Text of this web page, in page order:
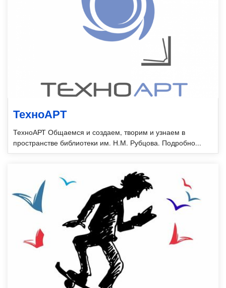
ТехноАРТ
ТехноАРТ Общаемся и создаем, творим и узнаем в
пространстве библиотеки им. Н.М. Рубцова. Подробно...